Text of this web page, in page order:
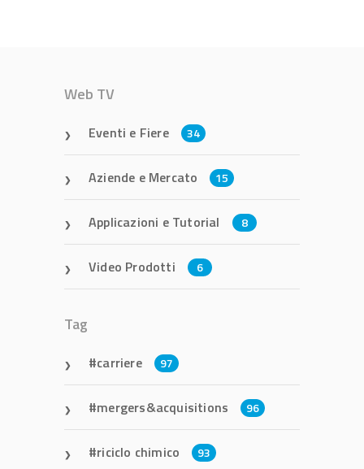
Web TV
Eventi e Fiere 34
Aziende e Mercato 15
Applicazioni e Tutorial 8
Video Prodotti 6
Tag
carriere 97
mergers&acquisitions 96
riciclo chimico 93